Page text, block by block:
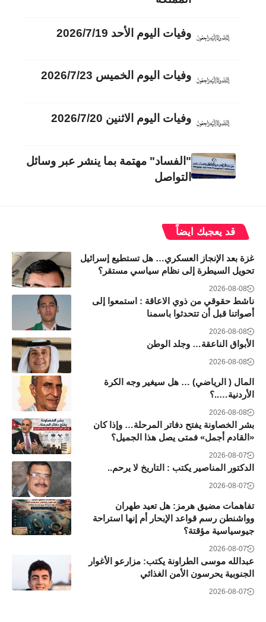
وفيات اليوم الأحد 2026/7/19
وفيات اليوم الخميس 2026/7/23
وفيات اليوم الاثنين 2026/7/20
"الفساد" مهتمة بما ينشر عبر وسائل
التواصل
قد يعجبك ايضاً
غزة بعد الإنجاز العسكري… هل تستطيع إسرائيل
تحويل السيطرة إلى نظام سياسي مستقر؟
2026-08-08
ناشط حقوقي من ذوي الاعاقة : استمعوا إلى
أصواتنا قبل أن تتحدثوا باسمنا
2026-08-08
الأبواق الناعقة… وجلد الوطن
2026-08-08
المال ( الرياضي) … هل سيغير وجه الكرة
الأردنية…..؟
2026-08-08
بشر الخصاونة يفتح دفاتر المرحلة… وإذا كان
«القادم أجمل» فمتى يصل هذا الجميل؟
2026-08-07
الدكتور المناصير يكتب : التاريخ لا يرحم..
2026-08-07
تفاهمات مضيق هرمز: هل تعيد طهران
وواشنطن رسم قواعد الإبحار أم إنها استراحة
جيوسياسية مؤقتة؟
2026-08-07
عبدالله موسى الطراونة يكتب: مزارعو الأغوار
الجنوبية يحرسون الأمن الغذائي
2026-08-07